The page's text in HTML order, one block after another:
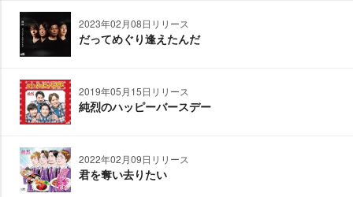
2023年02月08日リリース
だってめぐり逢えたんだ
2019年05月15日リリース
純烈のハッピーバースデー
2022年02月09日リリース
君を奪い去りたい